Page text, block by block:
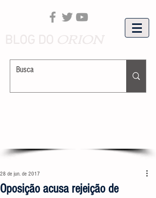
Oposição acusa rejeição de
28 de jun. de 2017